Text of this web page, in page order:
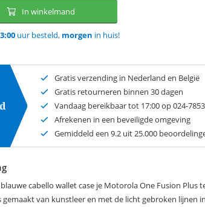
In winkelmand
uur besteld, morgen in huis!
Gratis verzending in Nederland en België
Gratis retourneren binnen 30 dagen
Vandaag bereikbaar tot 17:00 op 024-
Afrekenen in een beveiligde omgeving
Gemiddeld een 9.2 uit 25.000
cabello wallet case je Motorola One Fusion Plus
gemaakt van kunstleer en met de licht gebroken lijnen